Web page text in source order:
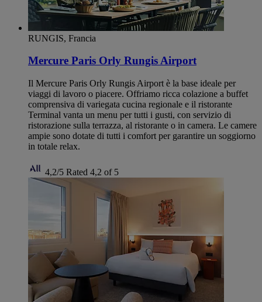
RUNGIS, Francia
Mercure Paris Orly Rungis Airport
Il Mercure Paris Orly Rungis Airport è la base ideale per
viaggi di lavoro o piacere. Offriamo ricca colazione a buffet
comprensiva di variegata cucina regionale e il ristorante
Terminal vanta un menu per tutti i gusti, con servizio di
ristorazione sulla terrazza, al ristorante o in camera. Le camere
ampie sono dotate di tutti i comfort per garantire un soggiorno
in totale relax.
4,2/5 Rated 4,2 of 5